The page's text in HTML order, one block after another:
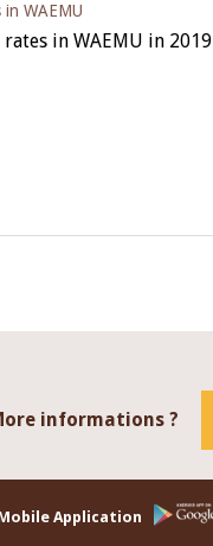
WAEMU
in WAEMU in 2019
informations ?
Application